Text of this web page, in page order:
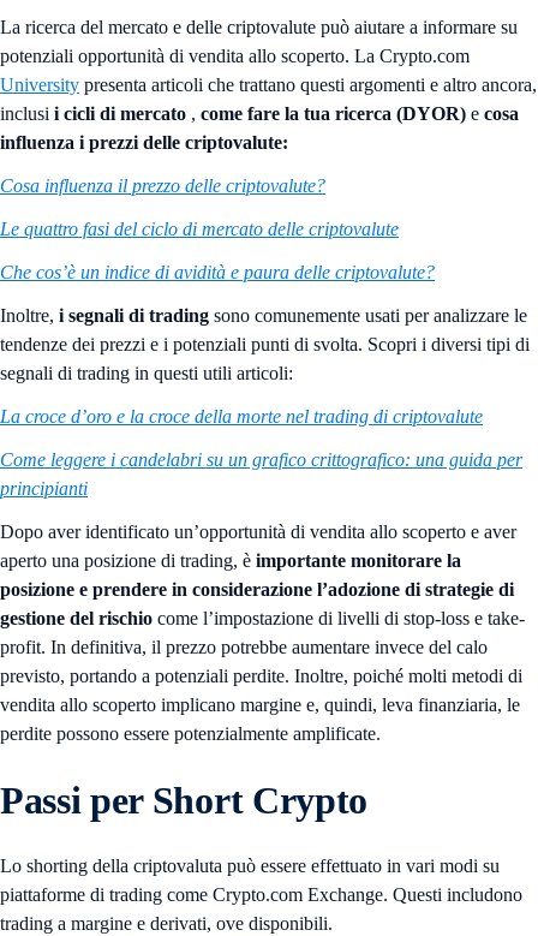
La ricerca del mercato e delle criptovalute può aiutare a informare su
potenziali opportunità di vendita allo scoperto. La Crypto.com
University presenta articoli che trattano questi argomenti e altro ancora,
inclusi i cicli di mercato , come fare la tua ricerca (DYOR) e cosa
influenza i prezzi delle criptovalute:
Cosa influenza il prezzo delle criptovalute?
Le quattro fasi del ciclo di mercato delle criptovalute
Che cos’è un indice di avidità e paura delle criptovalute?
Inoltre, i segnali di trading sono comunemente usati per analizzare le
tendenze dei prezzi e i potenziali punti di svolta. Scopri i diversi tipi di
segnali di trading in questi utili articoli:
La croce d’oro e la croce della morte nel trading di criptovalute
Come leggere i candelabri su un grafico crittografico: una guida per
principianti
Dopo aver identificato un’opportunità di vendita allo scoperto e aver
aperto una posizione di trading, è importante monitorare la
posizione e prendere in considerazione l’adozione di strategie di
gestione del rischio come l’impostazione di livelli di stop-loss e take-
profit. In definitiva, il prezzo potrebbe aumentare invece del calo
previsto, portando a potenziali perdite. Inoltre, poiché molti metodi di
vendita allo scoperto implicano margine e, quindi, leva finanziaria, le
perdite possono essere potenzialmente amplificate.
Passi per Short Crypto
Lo shorting della criptovaluta può essere effettuato in vari modi su
piattaforme di trading come Crypto.com Exchange. Questi includono
trading a margine e derivati, ove disponibili.